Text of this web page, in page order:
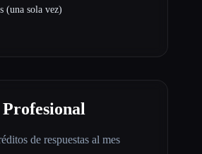
(una sola vez)
Profesional
de respuestas al mes